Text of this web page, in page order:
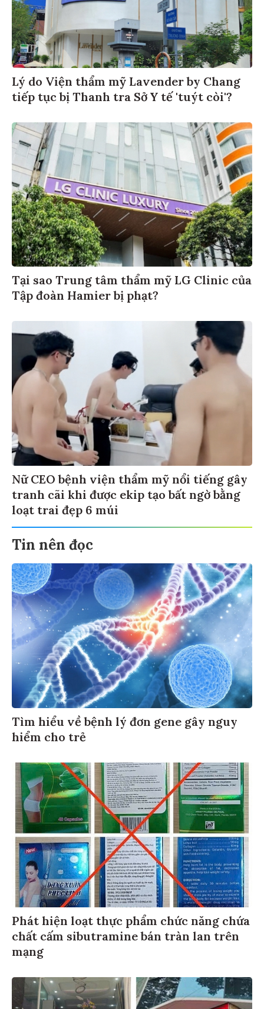
Lý do Viện thẩm mỹ Lavender by Chang
tiếp tục bị Thanh tra Sở Y tế 'tuýt còi'?
Tại sao Trung tâm thẩm mỹ LG Clinic của
Tập đoàn Hamier bị phạt?
Nữ CEO bệnh viện thẩm mỹ nổi tiếng gây
tranh cãi khi được ekip tạo bất ngờ bằng
loạt trai đẹp 6 múi
Tin nên đọc
Tìm hiểu về bệnh lý đơn gene gây nguy
hiểm cho trẻ
Phát hiện loạt thực phẩm chức năng chứa
chất cấm sibutramine bán tràn lan trên
mạng